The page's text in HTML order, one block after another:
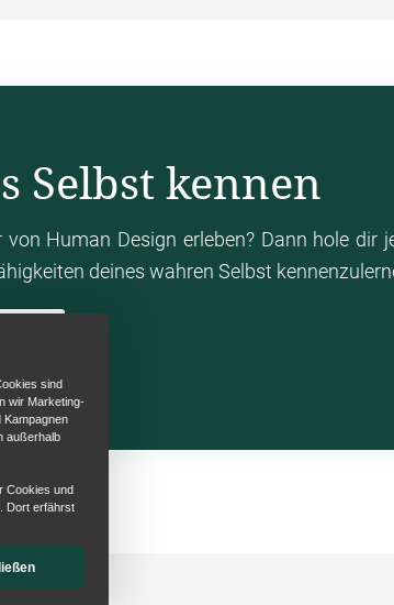
sind
wir Marketing-
Kampagnen
außerhalb
Cookies und
Dort erfährst
Selbst kennen
Human Design erleben? Dann hole
deines wahren Selbst